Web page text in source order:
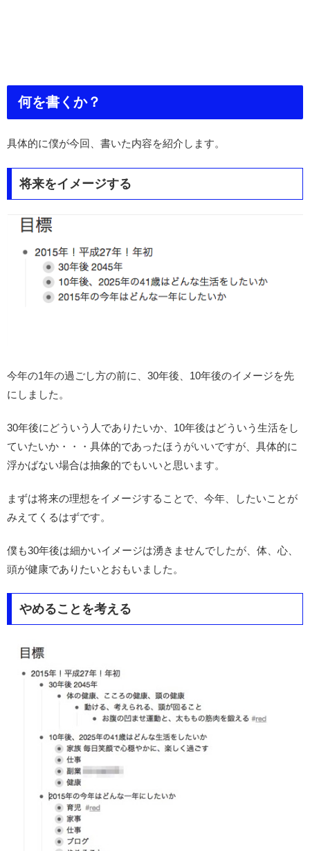
何を書くか？
具体的に僕が今回、書いた内容を紹介します。
将来をイメージする
今年の1年の過ごし方の前に、30年後、10年後のイメージを先
にしました。
30年後にどういう人でありたいか、10年後はどういう生活をし
ていたいか・・・具体的であったほうがいいですが、具体的に
浮かばない場合は抽象的でもいいと思います。
まずは将来の理想をイメージすることで、今年、したいことが
みえてくるはずです。
僕も30年後は細かいイメージは湧きませんでしたが、体、心、
頭が健康でありたいとおもいました。
やめることを考える